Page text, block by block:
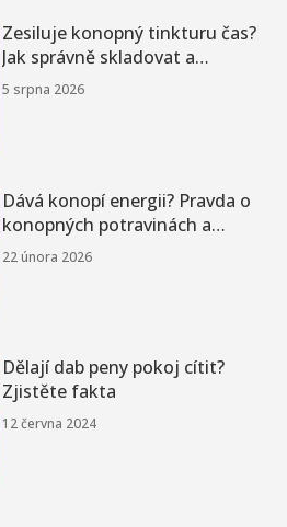
Zesiluje konopný tinkturu čas?
Jak správně skladovat a
macerovat
5 srpna 2026
Dává konopí energii? Pravda o
konopných potravinách a
výživovém dopadu
22 února 2026
Dělají dab peny pokoj cítit?
Zjistěte fakta
12 června 2024